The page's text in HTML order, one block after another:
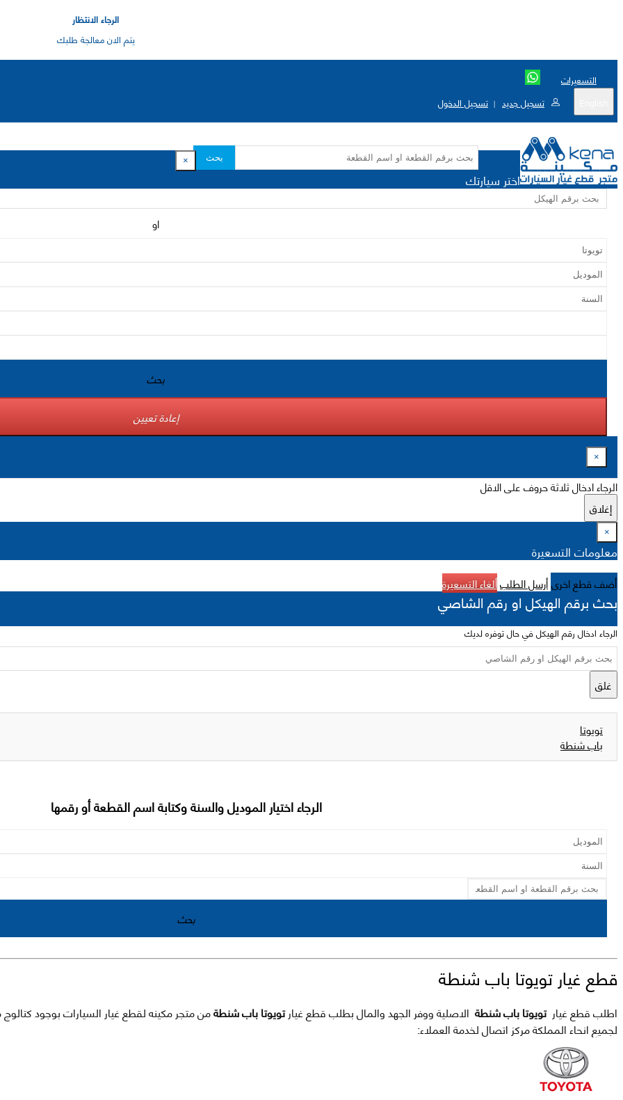
الرجاء الانتظار
يتم الان معالجة طلبك
التسعيرات
تسجيل جديد | تسجيل الدخول
بحث ×
اختر سيارتك
او
بحث
إعادة تعيين
×
الرجاء ادخال ثلاثة حروف على الاقل
إغلاق
×
معلومات التسعيرة
أضف قطع اخرىأرسل الطلبألغاء التسعيرة
بحث برقم الهيكل او رقم الشاصي
الرجاء ادخال رقم الهيكل في حال توفره لديك
غلق
تويوتا
باب شنطة
الرجاء اختيار الموديل والسنة وكتابة اسم القطعة أو رقمها
بحث
قطع غيار تويوتا باب شنطة
اطلب قطع غيار تويوتا باب شنطة الاصلية ووفر الجهد والمال بطلب قطع غيار تويوتا باب شنطةمن متجر مكينه لقطع غيار السيارات بوجود
لجميع انحاء المملكة مركز اتصال لخدمة العملاء: